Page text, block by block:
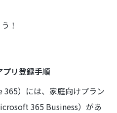
！
リ登録手順
）には、家庭向けプラン
365 Business）があ